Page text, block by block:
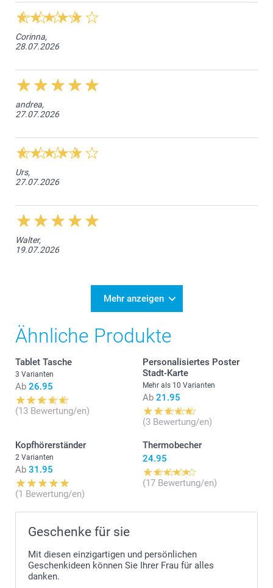
Die iPhone-Taschenhülle kombiniert eine stabile
Schutzbasis mit einem eleganten, praktischen Design.
Corinna,
28.07.2026
andrea,
27.07.2026
Urs,
27.07.2026
Walter,
19.07.2026
Mehr anzeigen
Ähnliche Produkte
Tablet Tasche
3 Varianten
Ab 26.95
(13 Bewertung/en)
Personalisiertes Poster
Stadt-Karte
Mehr als 10 Varianten
Ab 21.95
(3 Bewertung/en)
Kopfhörerständer
2 Varianten
Ab 31.95
(1 Bewertung/en)
Thermobecher
24.95
(17 Bewertung/en)
Geschenke für sie
Mit diesen einzigartigen und persönlichen
Geschenkideen können Sie Ihrer Frau für alles
danken.